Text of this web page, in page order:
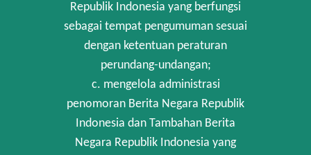
Republik Indonesia yang berfungsi
sebagai tempat pengumuman sesuai
dengan ketentuan peraturan
perundang-undangan;
c. mengelola administrasi
penomoran Berita Negara Republik
Indonesia dan Tambahan Berita
Negara Republik Indonesia yang